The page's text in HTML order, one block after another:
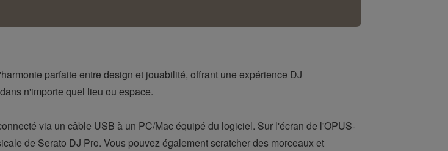
parfaite entre design et jouabilité, offrant une expérience DJ
n'importe quel lieu ou espace.
via un câble USB à un PC/Mac équipé du logiciel. Sur l'écran de l'OPUS-
de Serato DJ Pro. Vous pouvez également scratcher des morceaux et